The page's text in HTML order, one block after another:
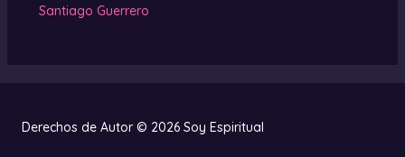
Santiago Guerrero
Derechos de Autor © 2026 Soy Espiritual